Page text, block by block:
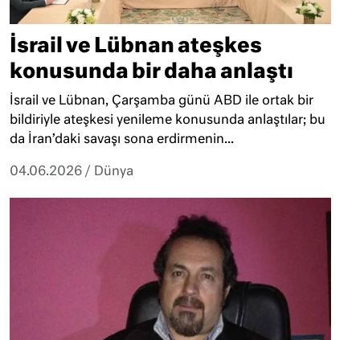
İsrail ve Lübnan ateşkes
konusunda bir daha anlaştı
İsrail ve Lübnan, Çarşamba günü ABD ile ortak bir
bildiriyle ateşkesi yenileme konusunda anlaştılar; bu
da İran’daki savaşı sona erdirmenin...
04.06.2026 / Dünya